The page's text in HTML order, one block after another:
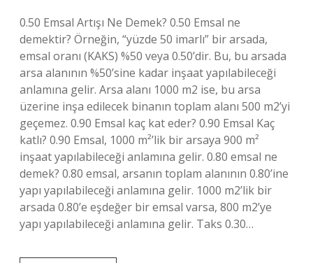
0.50 Emsal Artışı Ne Demek? 0.50 Emsal ne
demektir? Örneğin, “yüzde 50 imarlı” bir arsada,
emsal oranı (KAKS) %50 veya 0.50’dir. Bu, bu arsada
arsa alanının %50’sine kadar inşaat yapılabileceği
anlamına gelir. Arsa alanı 1000 m2 ise, bu arsa
üzerine inşa edilecek binanın toplam alanı 500 m2’yi
geçemez. 0.90 Emsal kaç kat eder? 0.90 Emsal Kaç
katlı? 0.90 Emsal, 1000 m²’lik bir arsaya 900 m²
inşaat yapılabileceği anlamına gelir. 0.80 emsal ne
demek? 0.80 emsal, arsanın toplam alanının 0.80’ine
yapı yapılabileceği anlamına gelir. 1000 m2’lik bir
arsada 0.80’e eşdeğer bir emsal varsa, 800 m2’ye
yapı yapılabileceği anlamına gelir. Taks 0.30…